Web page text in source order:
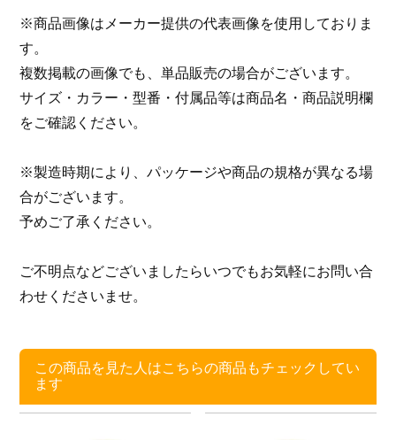
※商品画像はメーカー提供の代表画像を使用しておりま
す。
複数掲載の画像でも、単品販売の場合がございます。
サイズ・カラー・型番・付属品等は商品名・商品説明欄
をご確認ください。
※製造時期により、パッケージや商品の規格が異なる場
合がございます。
予めご了承ください。
ご不明点などございましたらいつでもお気軽にお問い合
わせくださいませ。
この商品を見た人はこちらの商品もチェックしてい
ます